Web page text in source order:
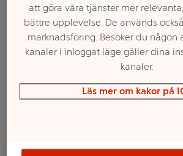
att göra våra tjänster mer
bättre upplevelse. De används
marknadsföring. Besöker du någon
kanaler i inloggat läge gäller dina
kanaler.
Läs mer om kakor på